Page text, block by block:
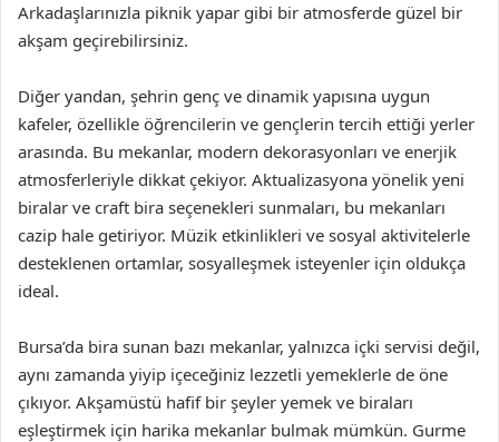
Arkadaşlarınızla piknik yapar gibi bir atmosferde güzel bir
akşam geçirebilirsiniz.
Diğer yandan, şehrin genç ve dinamik yapısına uygun
kafeler, özellikle öğrencilerin ve gençlerin tercih ettiği yerler
arasında. Bu mekanlar, modern dekorasyonları ve enerjik
atmosferleriyle dikkat çekiyor. Aktualizasyona yönelik yeni
biralar ve craft bira seçenekleri sunmaları, bu mekanları
cazip hale getiriyor. Müzik etkinlikleri ve sosyal aktivitelerle
desteklenen ortamlar, sosyalleşmek isteyenler için oldukça
ideal.
Bursa’da bira sunan bazı mekanlar, yalnızca içki servisi değil,
aynı zamanda yiyip içeceğiniz lezzetli yemeklerle de öne
çıkıyor. Akşamüstü hafif bir şeyler yemek ve biraları
eşleştirmek için harika mekanlar bulmak mümkün. Gurme